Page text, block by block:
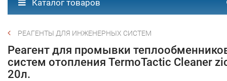
Каталог товаров
РЕАГЕНТЫ ДЛЯ ИНЖЕНЕРНЫХ СИСТЕМ
Реагент для промывки
систем отопления TermoTactic Cleaner
20л.